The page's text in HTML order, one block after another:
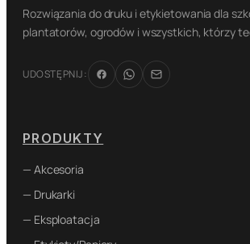
Rozwiązania do druku i etykietowania dla
plantatorów, ogrodów i wszystkich, którzy
UDOSTĘPNIJ:
PRODUKTY
— Akcesoria
— Drukarki
— Eksploatacja